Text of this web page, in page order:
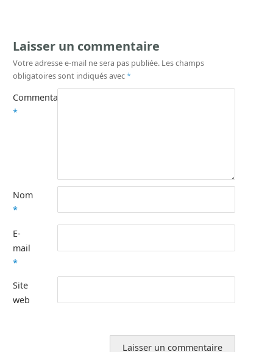
Laisser un commentaire
Votre adresse e-mail ne sera pas publiée. Les champs
obligatoires sont indiqués avec*
Commentaire
*
Nom
*
E-
mail
*
Site
web